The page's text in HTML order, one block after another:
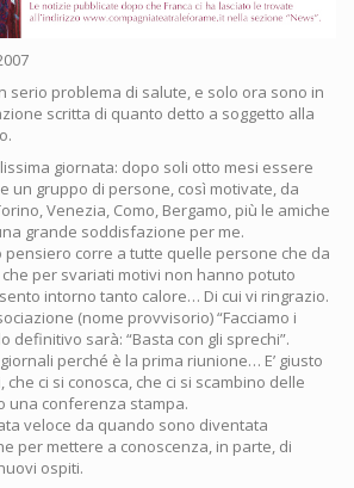
serio problema di salute, e solo ora sono in
scritta di quanto detto a soggetto alla
giornata: dopo soli otto mesi essere
un gruppo di persone, così motivate, da
Venezia, Como, Bergamo, più le amiche
grande soddisfazione per me.
pensiero corre a tutte quelle persone che da
per svariati motivi non hanno potuto
intorno tanto calore… Di cui vi ringrazio.
(nome provvisorio) “Facciamo i
definitivo sarà: “Basta con gli sprechi”.
perché è la prima riunione… E’ giusto
che ci si conosca, che ci si scambino delle
una conferenza stampa.
veloce da quando sono diventata
per mettere a conoscenza, in parte, di
ospiti.